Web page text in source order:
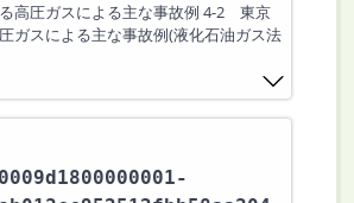
高圧ガスによる主な事故例 4-2 東京
ガスによる主な事故例(液化石油ガス法